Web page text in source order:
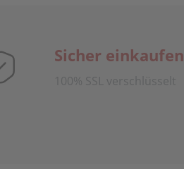
Sicher einkaufen
100% SSL verschlüsselt